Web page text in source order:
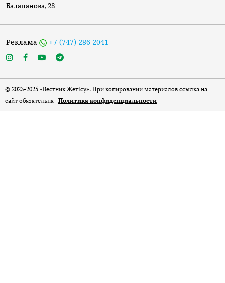
Балапанова, 28
Реклама +7 (747) 286 2041
© 2023-2025 «Вестник Жетісу». При копировании материалов ссылка на
сайт обязательна | Политика конфиденциальности